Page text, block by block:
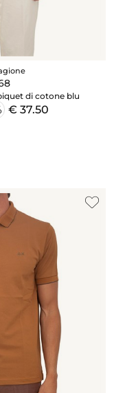
di cotone blu
€ 37.50